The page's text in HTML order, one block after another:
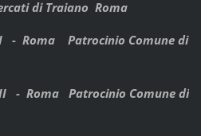
di Traiano Roma
- Roma Patrocinio Comune di
- Roma Patrocinio Comune di